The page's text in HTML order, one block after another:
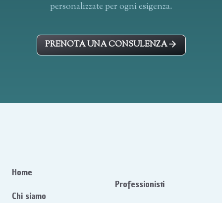
personalizzate per ogni esigenza.
PRENOTA UNA CONSULENZA
Home
Chi siamo
Professionisti